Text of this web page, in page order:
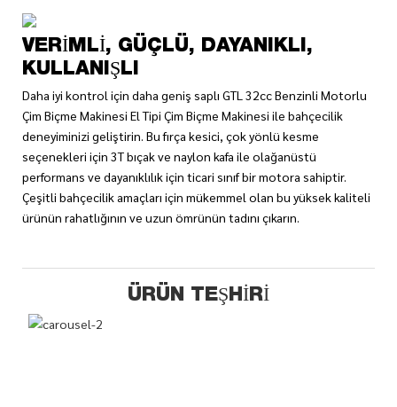
VERIMLI, GÜÇLÜ, DAYANIKLI,
KULLANIŞLI
Daha iyi kontrol için daha geniş saplı GTL 32cc Benzinli Motorlu
Çim Biçme Makinesi El Tipi Çim Biçme Makinesi ile bahçecilik
deneyiminizi geliştirin. Bu fırça kesici, çok yönlü kesme
seçenekleri için 3T bıçak ve naylon kafa ile olağanüstü
performans ve dayanıklılık için ticari sınıf bir motora sahiptir.
Çeşitli bahçecilik amaçları için mükemmel olan bu yüksek kaliteli
ürünün rahatlığının ve uzun ömrünün tadını çıkarın.
ÜRÜN TEŞHIRI